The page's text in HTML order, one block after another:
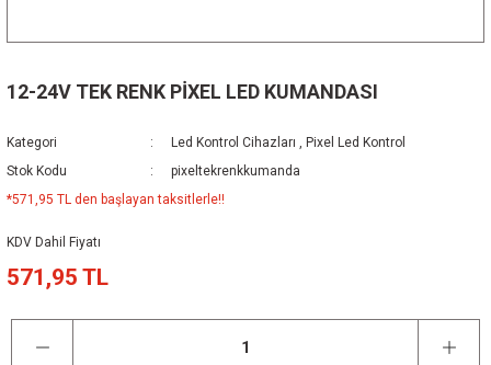
12-24V TEK RENK PİXEL LED KUMANDASI
Kategori Led Kontrol Cihazları , Pixel Led Kontrol
Stok Kodu
pixeltekrenkkumanda
*571,95 TL den başlayan taksitlerle!!
KDV Dahil Fiyatı
571,95 TL